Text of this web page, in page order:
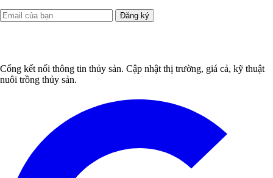
Đăng ký
Cổng kết nối thông tin thủy sản. Cập nhật thị trường, giá cả, kỹ thuật
nuôi trồng thủy sản.